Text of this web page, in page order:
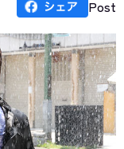
Post